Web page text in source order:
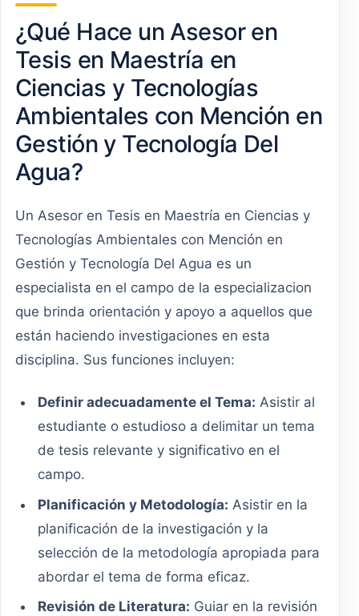
¿Qué Hace un Asesor en
Tesis en Maestría en
Ciencias y Tecnologías
Ambientales con Mención en
Gestión y Tecnología Del
Agua?
Un Asesor en Tesis en Maestría en Ciencias y
Tecnologías Ambientales con Mención en
Gestión y Tecnología Del Agua es un
especialista en el campo de la especializacion
que brinda orientación y apoyo a aquellos que
están haciendo investigaciones en esta
disciplina. Sus funciones incluyen:
Definir adecuadamente el Tema: Asistir al
estudiante o estudioso a delimitar un tema
de tesis relevante y significativo en el
campo.
Planificación y Metodología: Asistir en la
planificación de la investigación y la
selección de la metodología apropiada para
abordar el tema de forma eficaz.
Revisión de Literatura: Guiar en la revisión